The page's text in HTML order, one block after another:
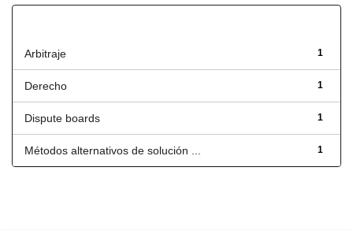
1
Arbitraje
1
Derecho
1
Dispute boards
1
Métodos alternativos de solución ...